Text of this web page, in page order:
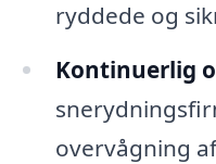
ryddede og
Kontinuerlig
overvågning